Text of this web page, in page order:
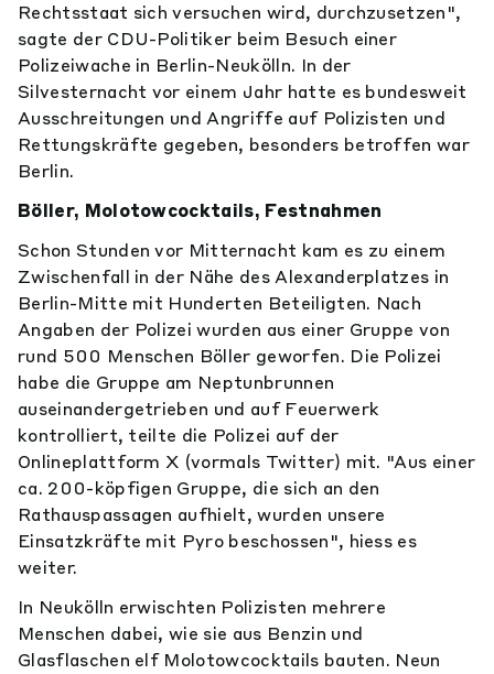
Rechtsstaat sich versuchen wird, durchzusetzen",
sagte der CDU-Politiker beim Besuch einer
Polizeiwache in Berlin-Neukölln. In der
Silvesternacht vor einem Jahr hatte es bundesweit
Ausschreitungen und Angriffe auf Polizisten und
Rettungskräfte gegeben, besonders betroffen war
Berlin.
Böller, Molotowcocktails, Festnahmen
Schon Stunden vor Mitternacht kam es zu einem
Zwischenfall in der Nähe des Alexanderplatzes in
Berlin-Mitte mit Hunderten Beteiligten. Nach
Angaben der Polizei wurden aus einer Gruppe von
rund 500 Menschen Böller geworfen. Die Polizei
habe die Gruppe am Neptunbrunnen
auseinandergetrieben und auf Feuerwerk
kontrolliert, teilte die Polizei auf der
Onlineplattform X (vormals Twitter) mit. "Aus einer
ca. 200-köpfigen Gruppe, die sich an den
Rathauspassagen aufhielt, wurden unsere
Einsatzkräfte mit Pyro beschossen", hiess es
weiter.
In Neukölln erwischten Polizisten mehrere
Menschen dabei, wie sie aus Benzin und
Glasflaschen elf Molotowcocktails bauten. Neun